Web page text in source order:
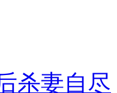
杀妻自尽